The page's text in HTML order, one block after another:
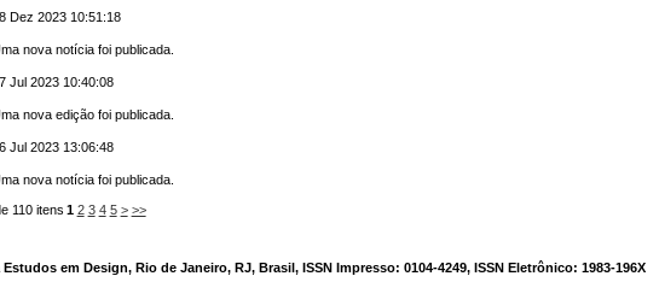
Dez 2023 10:51:18
nova notícia foi publicada.
Jul 2023 10:40:08
nova edição foi publicada.
Jul 2023 13:06:48
nova notícia foi publicada.
110 itens 1 2 3 4 5 > >>
Estudos em Design, Rio de Janeiro, RJ, Brasil, ISSN Impresso: 0104-4249, ISSN Eletrônico: 1983-196X